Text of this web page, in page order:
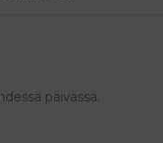
päivässä.